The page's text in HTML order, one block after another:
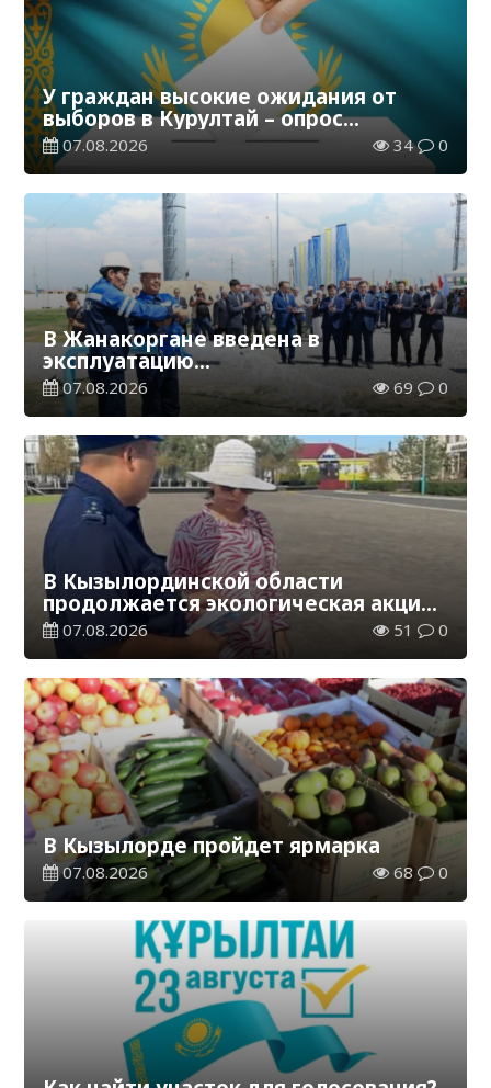
У граждан высокие ожидания от
выборов в Курултай – опрос
общественного мнения
07.08.2026 34 0
В Жанакоргане введена в
эксплуатацию
водораспределительная станция
07.08.2026 69 0
В Кызылординской области
продолжается экологическая акция
«Таза Қазақстан»
07.08.2026 51 0
В Кызылорде пройдет ярмарка
07.08.2026 68 0